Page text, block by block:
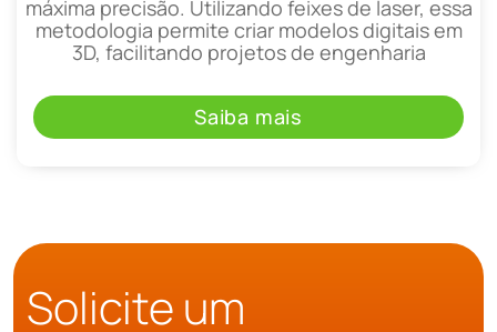
máxima precisão. Utilizando feixes de laser, essa
metodologia permite criar modelos digitais em
3D, facilitando projetos de engenharia
Saiba mais
Solicite um